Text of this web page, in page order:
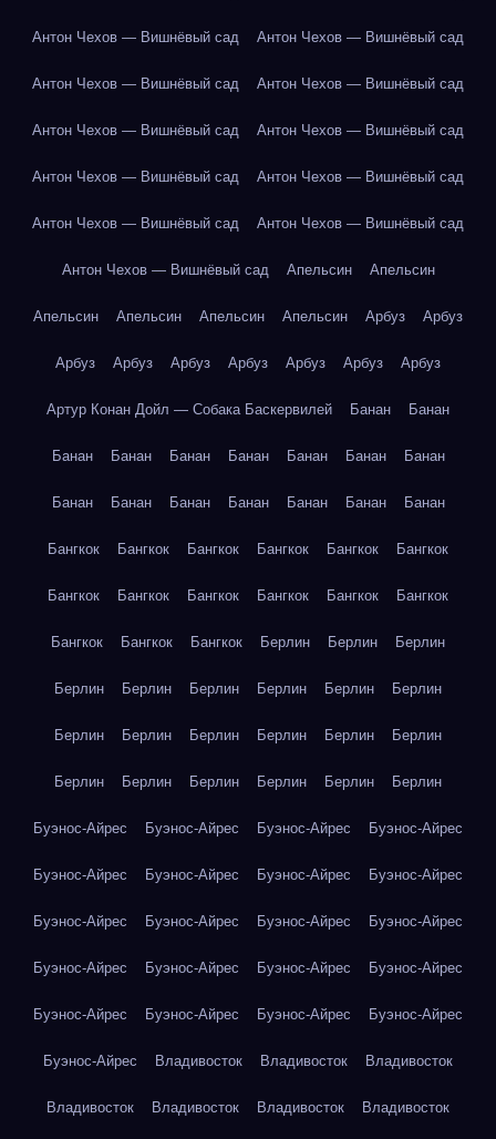
Антон Чехов — Вишнёвый сад Антон Чехов — Вишнёвый сад
Антон Чехов — Вишнёвый сад Антон Чехов — Вишнёвый сад
Антон Чехов — Вишнёвый сад Антон Чехов — Вишнёвый сад
Антон Чехов — Вишнёвый сад Антон Чехов — Вишнёвый сад
Антон Чехов — Вишнёвый сад Антон Чехов — Вишнёвый сад
Антон Чехов — Вишнёвый сад Апельсин Апельсин
Апельсин Апельсин Апельсин Апельсин Арбуз Арбуз
Арбуз Арбуз Арбуз Арбуз Арбуз Арбуз Арбуз
Артур Конан Дойл — Собака Баскервилей Банан Банан
Банан Банан Банан Банан Банан Банан Банан
Банан Банан Банан Банан Банан Банан Банан
Бангкок Бангкок Бангкок Бангкок Бангкок Бангкок
Бангкок Бангкок Бангкок Бангкок Бангкок Бангкок
Бангкок Бангкок Бангкок Берлин Берлин Берлин
Берлин Берлин Берлин Берлин Берлин Берлин
Берлин Берлин Берлин Берлин Берлин Берлин
Берлин Берлин Берлин Берлин Берлин Берлин
Буэнос-Айрес Буэнос-Айрес Буэнос-Айрес Буэнос-Айрес
Буэнос-Айрес Буэнос-Айрес Буэнос-Айрес Буэнос-Айрес
Буэнос-Айрес Буэнос-Айрес Буэнос-Айрес Буэнос-Айрес
Буэнос-Айрес Буэнос-Айрес Буэнос-Айрес Буэнос-Айрес
Буэнос-Айрес Буэнос-Айрес Буэнос-Айрес Буэнос-Айрес
Буэнос-Айрес Владивосток Владивосток Владивосток
Владивосток Владивосток Владивосток Владивосток